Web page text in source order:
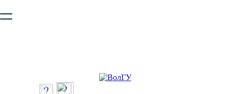
безопасную работу с сайтом. Пожалуйста